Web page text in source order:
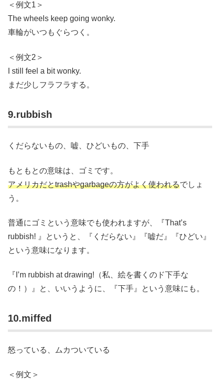
＜例文1＞
The wheels keep going wonky.
車輪がいつもぐらつく。
＜例文2＞
I still feel a bit wonky.
まだ少しフラフラする。
9.rubbish
くだらないもの、嘘、ひどいもの、下手
もともとの意味は、ゴミです。
アメリカだとtrashやgarbageの方がよく使われるでしょ
う。
普通にゴミという意味でも使われますが、『That’s
rubbish! 』というと、『くだらない』『嘘だ』『ひどい』
という意味になります。
『I’m rubbish at drawing!（私、絵を書くのド下手な
の！）』と、いいうように、『下手』という意味にも。
10.miffed
怒っている、ムカついている
＜例文＞